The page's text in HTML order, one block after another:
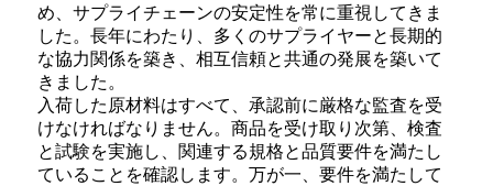
め、サプライチェーンの安定性を常に重視してきま
した。長年にわたり、多くのサプライヤーと長期的
な協力関係を築き、相互信頼と共通の発展を築いて
きました。
入荷した原材料はすべて、承認前に厳格な監査を受
けなければなりません。商品を受け取り次第、検査
と試験を実施し、関連する規格と品質要件を満たし
ていることを確認します。万が一、要件を満たして